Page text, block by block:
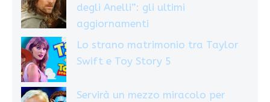
degli Anelli”: gli ultimi
aggiornamenti
Lo strano matrimonio tra Taylor
Swift e Toy Story 5
Servirà un mezzo miracolo per